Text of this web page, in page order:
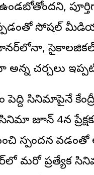
ఉండబోతోందని,
చెప్పడంతో
సైకాలజికల్
అన్న చర్చలు
పెద్ది సినిమాపైనే
జూన్ 4న
స్పందన
మరో ప్రత్యేక